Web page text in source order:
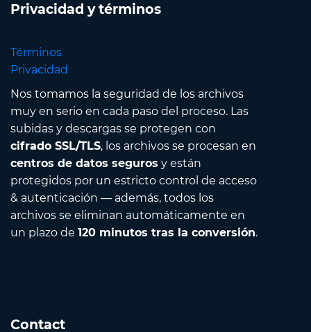
Privacidad y términos
Términos
Privacidad
Nos tomamos la seguridad de los archivos
muy en serio en cada paso del proceso. Las
subidas y descargas se protegen con
cifrado SSL/TLS, los archivos se procesan en
centros de datos seguros y están
protegidos por un estricto control de acceso
& autenticación — además, todos los
archivos se eliminan automáticamente en
un plazo de 120 minutos tras la conversión.
Contact